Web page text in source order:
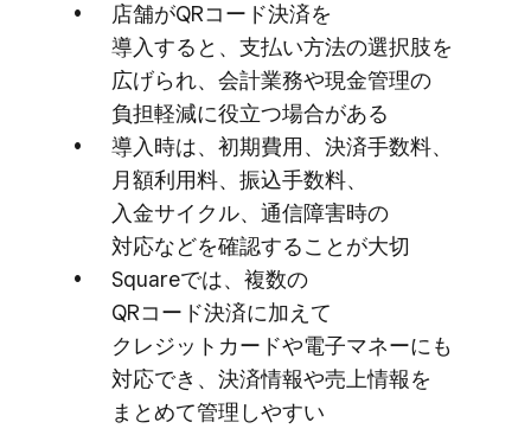
店舗が​QRコード決済を​
導入すると、​支払い方​法の​選択肢を​
広げられ、​会計業務や​現金管理の​
負担軽減に​役立つ​場合が​ある
導入時は、​初期費用、​決済手数料、​
月額利用料、​振込手数料、​
入金サイクル、​通信障害時の​
対応などを​確認する​ことが​大切
Squareでは、​複数の​
QRコード決済に​加えて​
クレジットカードや​電子マネーにも​
対応でき、​決済情報や売上情報を​
まとめて​管理しやすい